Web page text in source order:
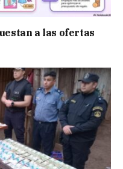
a las ofertas